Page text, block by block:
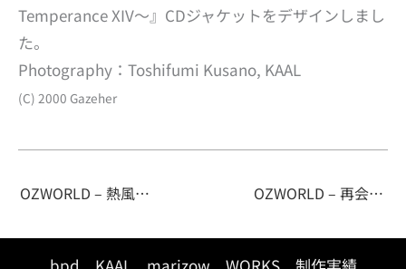
Temperance XIV〜』CDジャケットをデザインしまし
た。
Photography：Toshifumi Kusano, KAAL
(C) 2000 Gazeher
OZWORLD – 再会 雑誌広告
OZWORLD – 熱風 〜the Sun XIX〜